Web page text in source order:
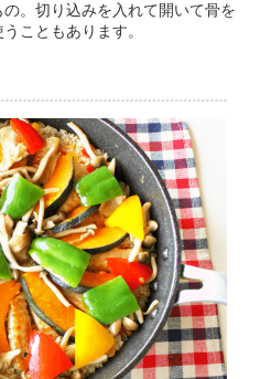
。切り込みを入れて開いて骨を
こともあります。